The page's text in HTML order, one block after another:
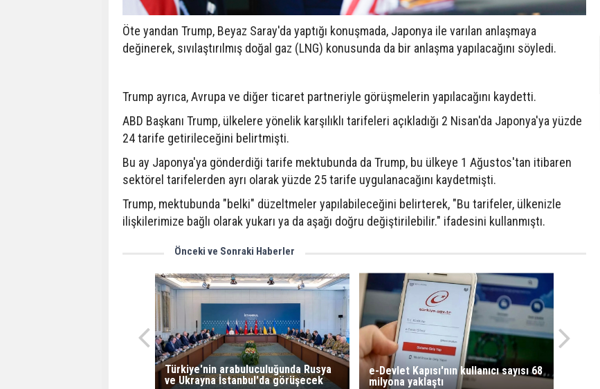
Öte yandan Trump, Beyaz Saray'da yaptığı konuşmada, Japonya ile varılan anlaşmaya
değinerek, sıvılaştırılmış doğal gaz (LNG) konusunda da bir anlaşma yapılacağını söyledi.
Trump ayrıca, Avrupa ve diğer ticaret partneriyle görüşmelerin yapılacağını kaydetti.
ABD Başkanı Trump, ülkelere yönelik karşılıklı tarifeleri açıkladığı 2 Nisan'da Japonya'ya yüzde
24 tarife getirileceğini belirtmişti.
Bu ay Japonya'ya gönderdiği tarife mektubunda da Trump, bu ülkeye 1 Ağustos'tan itibaren
sektörel tarifelerden ayrı olarak yüzde 25 tarife uygulanacağını kaydetmişti.
Trump, mektubunda "belki" düzeltmeler yapılabileceğini belirterek, "Bu tarifeler, ülkenizle
ilişkilerimize bağlı olarak yukarı ya da aşağı doğru değiştirilebilir." ifadesini kullanmıştı.
Önceki ve Sonraki Haberler
Türkiye'nin arabuluculuğunda Rusya
ve Ukrayna İstanbul'da görüşecek
e-Devlet Kapısı'nın kullanıcı sayısı 68
milyona yaklaştı